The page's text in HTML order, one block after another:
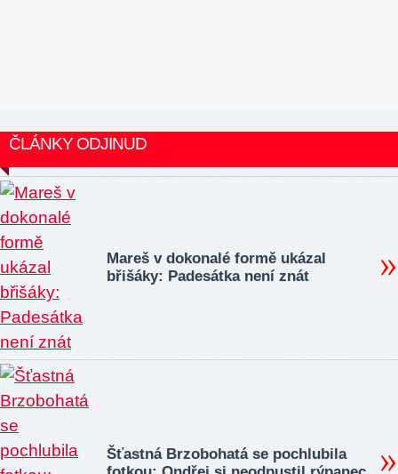
ČLÁNKY ODJINUD
Mareš v dokonalé formě ukázal
břišáky: Padesátka není znát
Šťastná Brzobohatá se pochlubila